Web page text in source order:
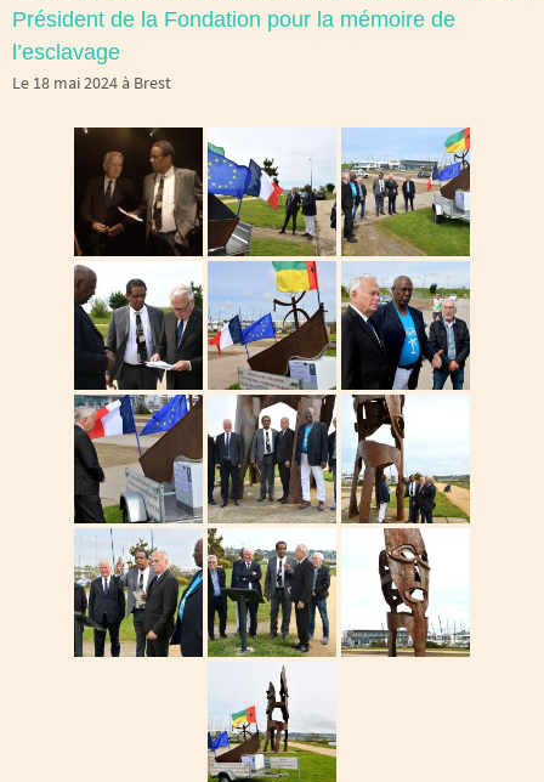
Président de la Fondation pour la mémoire de
l’esclavage
Le 18 mai 2024 à Brest